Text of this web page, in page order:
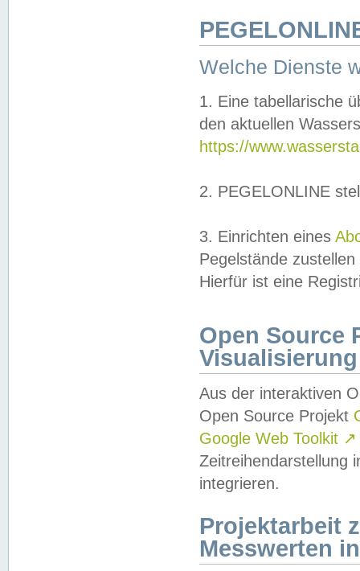
Welche Dienste
1. Eine tabellarische
den aktuellen
https://
2. PEGELONLINE
3. Einrichten eines
Pegelstände
Hierfür ist eine
Open Source
Visualisierung
Aus der interaktiven
Open Source Projekt
Google Web Toolkit ↗
Zeitreihendarstellung
integrieren.
Projektarbeit
Messwerten